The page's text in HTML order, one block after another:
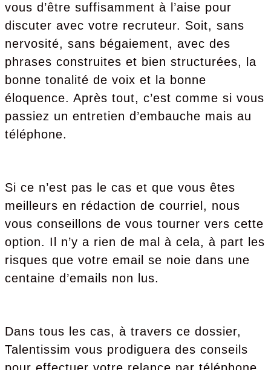
vous d’être suffisamment à l’aise pour
discuter avec votre recruteur. Soit, sans
nervosité, sans bégaiement, avec des
phrases construites et bien structurées, la
bonne tonalité de voix et la bonne
éloquence. Après tout, c’est comme si vous
passiez un entretien d’embauche mais au
téléphone.
Si ce n’est pas le cas et que vous êtes
meilleurs en rédaction de courriel, nous
vous conseillons de vous tourner vers cette
option. Il n’y a rien de mal à cela, à part les
risques que votre email se noie dans une
centaine d’emails non lus.
Dans tous les cas, à travers ce dossier,
Talentissim vous prodiguera des conseils